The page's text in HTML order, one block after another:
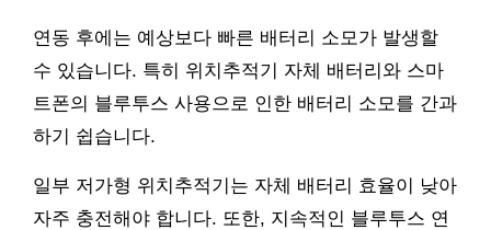
연동 후에는 예상보다 빠른 배터리 소모가 발생할
수 있습니다. 특히 위치추적기 자체 배터리와 스마
트폰의 블루투스 사용으로 인한 배터리 소모를 간과
하기 쉽습니다.
일부 저가형 위치추적기는 자체 배터리 효율이 낮아
자주 충전해야 합니다. 또한, 지속적인 블루투스 연